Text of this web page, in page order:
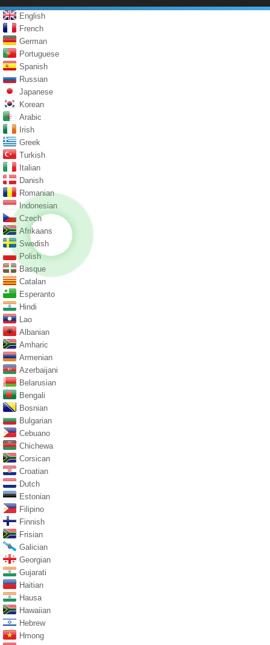
English
French
German
Portuguese
Spanish
Russian
Japanese
Korean
Arabic
Irish
Greek
Turkish
Italian
Danish
Romanian
Indonesian
Czech
Afrikaans
Swedish
Polish
Basque
Catalan
Esperanto
Hindi
Lao
Albanian
Amharic
Armenian
Azerbaijani
Belarusian
Bengali
Bosnian
Bulgarian
Cebuano
Chichewa
Corsican
Croatian
Dutch
Estonian
Filipino
Finnish
Frisian
Galician
Georgian
Gujarati
Haitian
Hausa
Hawaiian
Hebrew
Hmong